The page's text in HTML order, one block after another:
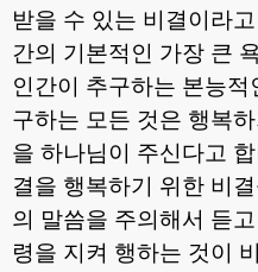
받을 수 있는 비결이라
간의 기본적인 가장 큰
인간이 추구하는 본능적
구하는 모든 것은 행복
을 하나님이 주신다고
결을 행복하기 위한 비
의 말씀을 주의해서 듣
령을 지켜 행하는 것이